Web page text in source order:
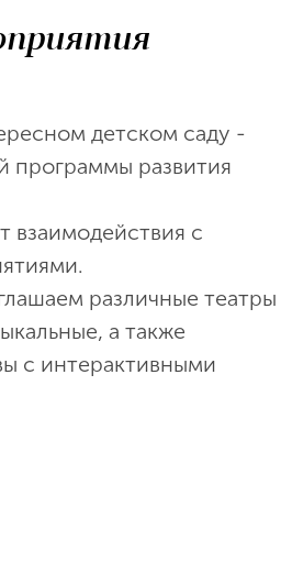
детском саду -
программы развития
взаимодействия с
различные театры
а также
с интерактивными